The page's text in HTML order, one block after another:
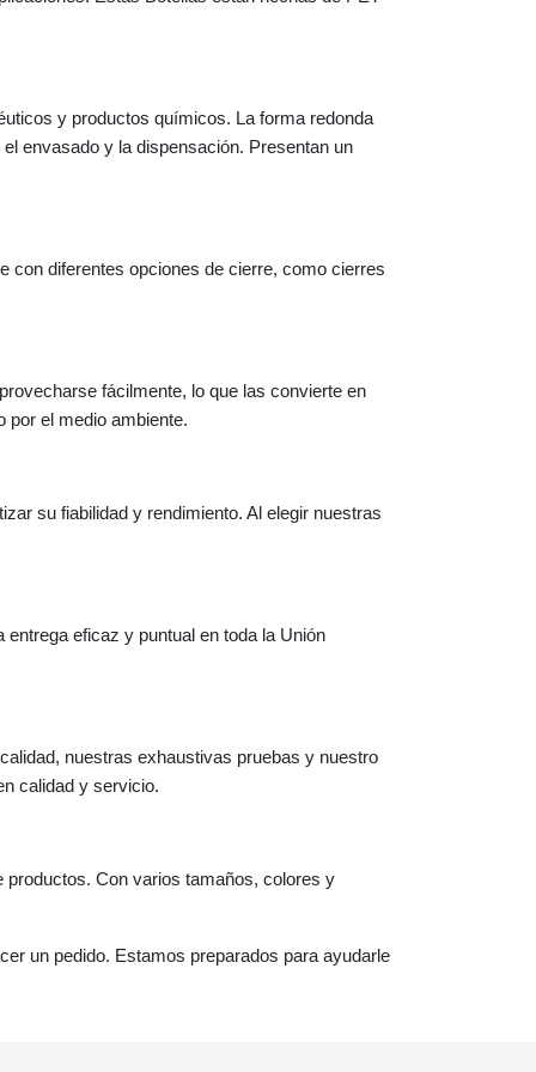
y productos químicos. La forma redonda
envasado y la dispensación. Presentan un
con diferentes opciones de cierre, como cierres
fácilmente, lo que las convierte en
por el medio ambiente.
su fiabilidad y rendimiento. Al elegir nuestras
eficaz y puntual en toda la Unión
nuestras exhaustivas pruebas y nuestro
calidad y servicio.
productos. Con varios tamaños, colores y
un pedido. Estamos preparados para ayudarle